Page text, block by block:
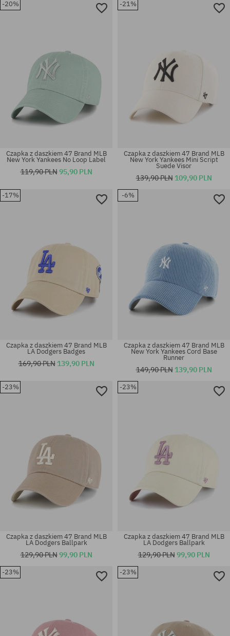
rozmiar uniwersalny rozmiar uniwersalny
-20%
rozmiar uniwersalny
Czapka z daszkiem 47 Brand MLB
New York Yankees No Loop Label
119,90 PLN95,90 PLN
-21%
rozmiar uniwersalny
Czapka z daszkiem 47 Brand MLB
New York Yankees Mini Script
Suede Visor
139,90 PLN 109,90 PLN
-17%
rozmiar uniwersalny
Czapka z daszkiem 47 Brand MLB
LA Dodgers Badges
169,90 PLN 139,90 PLN
-6%
rozmiar uniwersalny
Czapka z daszkiem 47 Brand MLB
New York Yankees Cord Base
Runner
149,90 PLN 139,90 PLN
-23%
Czapka z daszkiem 47 Brand MLB
LA Dodgers Ballpark
129,90 PLN99,90 PLN
-23%
Czapka z daszkiem 47 Brand MLB
LA Dodgers Ballpark
129,90 PLN99,90 PLN
-23% -23%